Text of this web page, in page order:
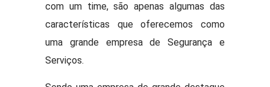
com um time, são apenas algumas das
características que oferecemos como
uma grande empresa de Segurança e
Serviços.